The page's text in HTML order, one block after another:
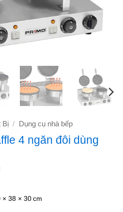
Bị / Dụng cụ nhà bếp
4 ngăn đôi dùng
là:
3.990.000 ₫.
× 38 × 30 cm